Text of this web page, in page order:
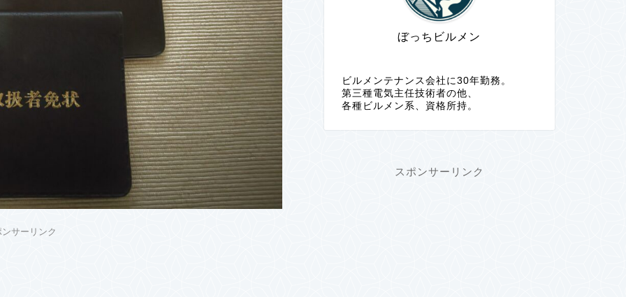
サーリンク
ぼっちビルメン
ビルメンテナンス会社に30年勤務。
第三種電気主任技術者の他、
各種ビルメン系、資格所持。
スポンサーリンク